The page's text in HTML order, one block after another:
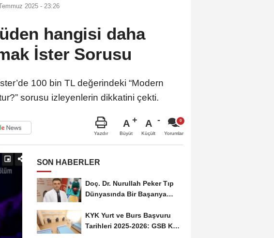
2025 - 23:26
hangisi daha
İster Sorusu
100 bin TL değerindeki “Modern
sorusu izleyenlerin dikkatini çekti.
Yazdır
A
Büyüt
A
Küçült Yorumlar
SON HABERLER
Doç. Dr. Nurullah Peker Tıp
Dünyasında Bir Başarıya
KYK Yurt ve Burs Başvuru
Tarihleri 2025-2026: GSB KYK